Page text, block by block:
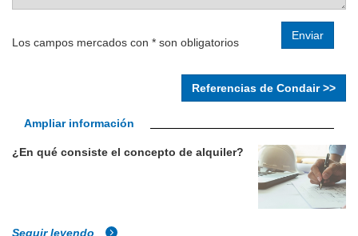
Los campos mercados con * son obligatorios
Referencias de Condair >>
Ampliar información
¿En qué consiste el concepto de alquiler?
Seguir leyendo